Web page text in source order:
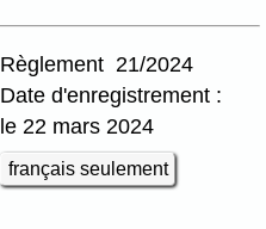
Règlement 21/2024
Date d'enregistrement :
le 22 mars 2024
français seulement